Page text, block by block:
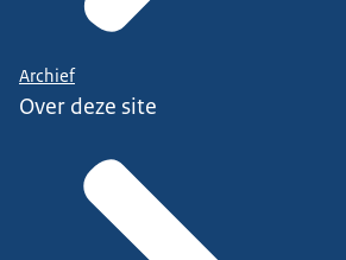
Archief
Over deze site